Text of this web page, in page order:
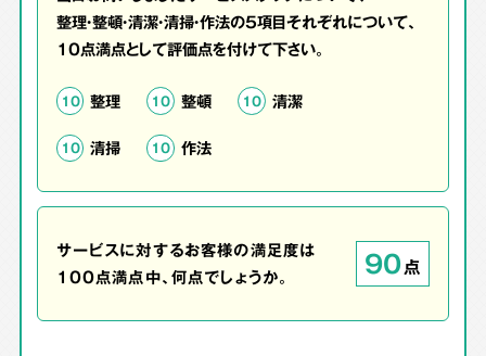
整理・整頓・清潔・清掃・作法の5項目それぞれについて、
10点満点として評価点を付けて下さい。
10 整理 10 整頓 10 清潔
10 清掃 10 作法
サービスに対するお客様の満足度は
100点満点中、何点でしょうか。
90点